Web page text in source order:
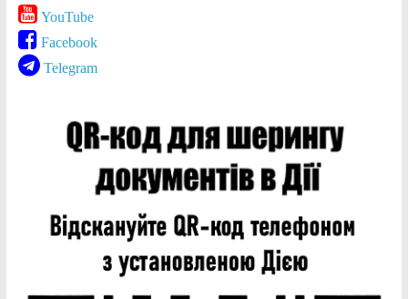
YouTube
Facebook
Telegram